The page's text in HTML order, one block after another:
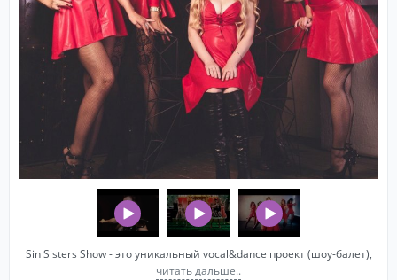
Sin Sisters Show - это уникальный vocal&dance проект (шоу-балет),
читать дальше..